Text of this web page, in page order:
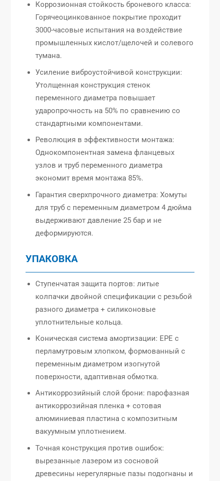
Коррозионная стойкость броневого класса:
Горячеоцинкованное покрытие проходит
3000-часовые испытания на воздействие
промышленных кислот/щелочей и солевого
тумана.
Усиление виброустойчивой конструкции:
Утолщенная конструкция стенок
переменного диаметра повышает
ударопрочность на 50% по сравнению со
стандартными компонентами.
Революция в эффективности монтажа:
Однокомпонентная замена фланцевых
узлов и труб переменного диаметра
экономит время монтажа 85%.
Гарантия сверхпрочного диаметра: Хомуты
для труб с переменным диаметром 4 дюйма
выдерживают давление 25 бар и не
деформируются.
УПАКОВКА
Ступенчатая защита портов: литые
колпачки двойной спецификации с резьбой
разного диаметра + силиконовые
уплотнительные кольца.
Коническая система амортизации: EPE с
перламутровым хлопком, формованный с
переменным диаметром изогнутой
поверхности, адаптивная обмотка.
Антикоррозийный слой брони: парофазная
антикоррозийная пленка + сотовая
алюминиевая пластина с композитным
вакуумным уплотнением.
Точная конструкция против ошибок:
вырезанные лазером из сосновой
древесины нерегулярные пазы подогнаны и